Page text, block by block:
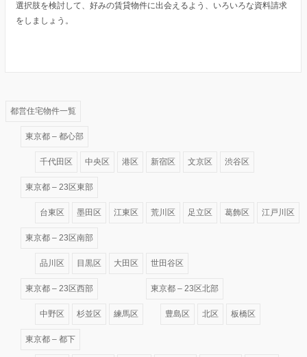
選択肢を検討して、好みの賃貸物件に出会えるよう、いろいろな資料請求
をしましょう。
都営住宅物件一覧
東京都 – 都心部
千代田区 中央区 港区 新宿区 文京区 渋谷区
東京都 – 23区東部
台東区 墨田区 江東区 荒川区 足立区 葛飾区 江戸川区
東京都 – 23区南部
品川区 目黒区 大田区 世田谷区
東京都 – 23区西部
中野区 杉並区 練馬区
東京都 – 23区北部
豊島区 北区 板橋区
東京都 – 都下